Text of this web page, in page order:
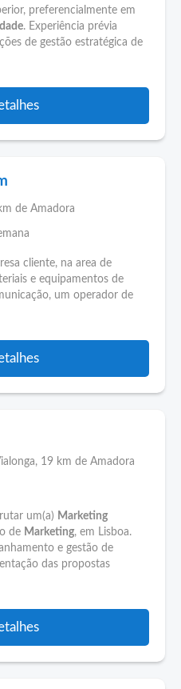
preferencialmente em
. Experiência prévia
de gestão estratégica de
de Amadora
cliente, na area de
e equipamentos de
um operador de
, 19 km de Amadora
um(a) Marketing
de Marketing, em Lisboa.
e gestão de
das propostas